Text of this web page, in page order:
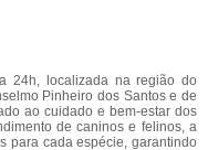
24h, localizada na região do
Pinheiro dos Santos e de
ao cuidado e bem-estar dos
de caninos e felinos, a
para cada espécie, garantindo